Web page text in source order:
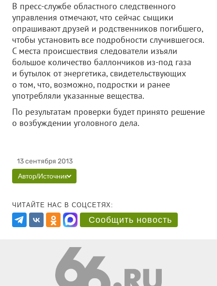
В пресс-службе областного следственного
управления отмечают, что сейчас сыщики
опрашивают друзей и родственников погибшего,
чтобы установить все подробности случившегося.
С места происшествия следователи изъяли
большое количество баллончиков из-под газа
и бутылок от энергетика, свидетельствующих
о том, что, возможно, подростки и ранее
употребляли указанные вещества.
По результатам проверки будет принято решение
о возбуждении уголовного дела.
13 сентября 2013
Автор/Источник
ЧИТАЙТЕ НАС В СОЦСЕТЯХ:
Сообщить новость